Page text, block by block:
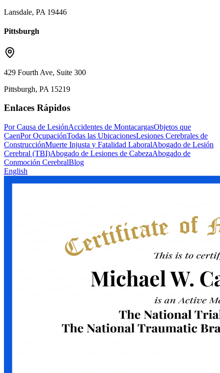
Lansdale, PA 19446
Pittsburgh
429 Fourth Ave, Suite 300
Pittsburgh, PA 15219
Enlaces Rápidos
Por Causa de LesiónAccidentes de MontacargasObjetos que
CaenPor OcupaciónTodas las UbicacionesLesiones Cerebrales de
ConstrucciónMuerte Injusta y Fatalidad LaboralAbogado de Lesión
Cerebral (TBI)Abogado de Lesiones de CabezaAbogado de
Conmoción CerebralBlog
English